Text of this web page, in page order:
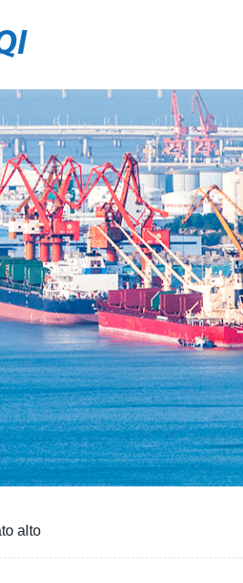
alto